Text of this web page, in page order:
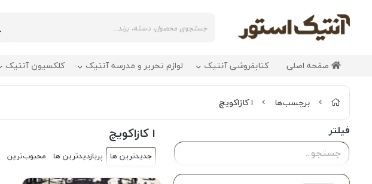
صفحه اصلی کتابفروشی آنتیک لوازم تحریر و مدرسه آنتیک کلکسیون آنتیک
برچسب‌ها ا کازاکویچ
فیلتر ا کازاکویچ
جدیدترین ها پربازدیدترین ها محبوب‌‌ترین